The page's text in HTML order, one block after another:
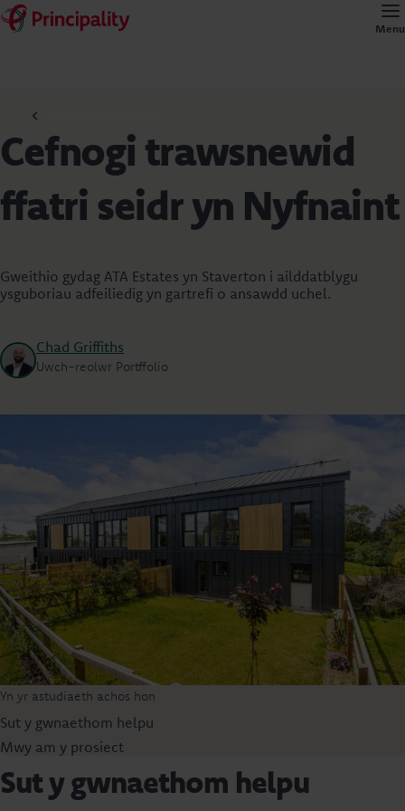
Menu
Cefnogi trawsnewid
ffatri seidr yn Nyfnaint
Gweithio gydag ATA Estates yn Staverton i ailddatblygu
ysguboriau adfeiliedig yn gartrefi o ansawdd uchel.
Chad Griffiths
Uwch-reolwr Portffolio
Yn yr astudiaeth achos hon
Sut y gwnaethom helpu
Mwy am y prosiect
Sut y gwnaethom helpu